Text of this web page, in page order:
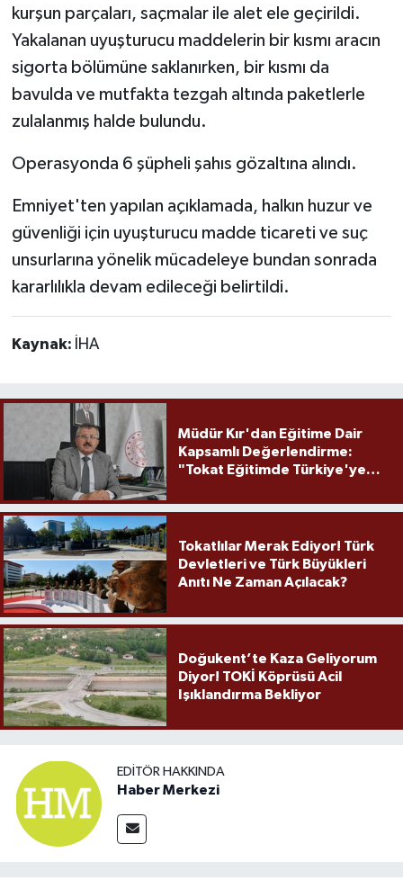
kurşun parçaları, saçmalar ile alet ele geçirildi.
Yakalanan uyuşturucu maddelerin bir kısmı aracın
sigorta bölümüne saklanırken, bir kısmı da
bavulda ve mutfakta tezgah altında paketlerle
zulalanmış halde bulundu.
Operasyonda 6 şüpheli şahıs gözaltına alındı.
Emniyet'ten yapılan açıklamada, halkın huzur ve
güvenliği için uyuşturucu madde ticareti ve suç
unsurlarına yönelik mücadeleye bundan sonrada
kararlılıkla devam edileceği belirtildi.
Kaynak: İHA
Müdür Kır'dan Eğitime Dair
Kapsamlı Değerlendirme:
"Tokat Eğitimde Türkiye'ye
Tokatlılar Merak Ediyor! Türk
Devletleri ve Türk Büyükleri
Anıtı Ne Zaman Açılacak?
Doğukent’te Kaza Geliyorum
Diyor! TOKİ Köprüsü Acil
Işıklandırma Bekliyor
EDITÖR HAKKINDA
Haber Merkezi